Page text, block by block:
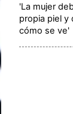
'La mujer
propia piel y
cómo se ve'